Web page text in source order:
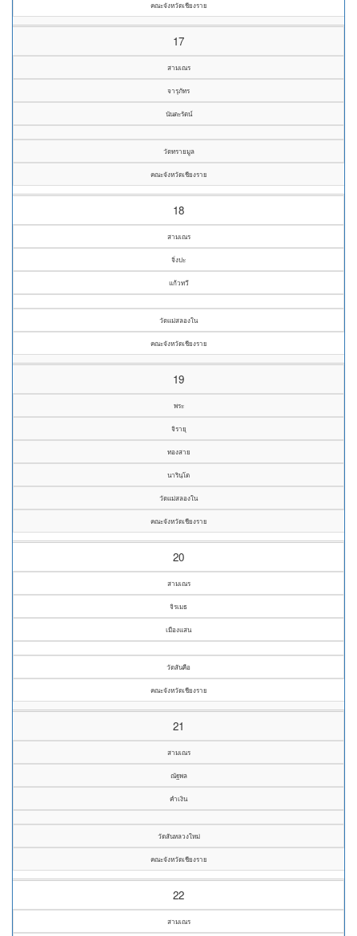
คณะจังหวัดเชียงราย
17
สามเณร
จารุภัทร
นันตะรัตน์
วัดทรายมูล
คณะจังหวัดเชียงราย
18
สามเณร
จิ่งปะ
แก้วทวี
วัดแม่สลองใน
คณะจังหวัดเชียงราย
19
พระ
จิรายุ
ทองสาย
นารินฺโต
วัดแม่สลองใน
คณะจังหวัดเชียงราย
20
สามเณร
จิรเมธ
เมืองแสน
วัดสันคือ
คณะจังหวัดเชียงราย
21
สามเณร
ณัฐพล
คำเงิน
วัดสันหลวงใหม่
คณะจังหวัดเชียงราย
22
สามเณร